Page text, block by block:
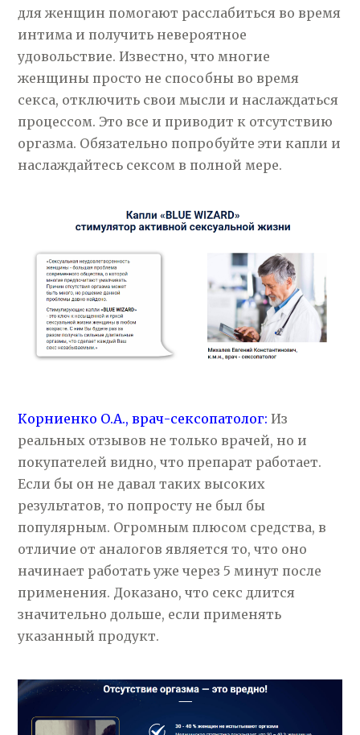
для женщин помогают расслабиться во время
интима и получить невероятное
удовольствие. Известно, что многие
женщины просто не способны во время
секса, отключить свои мысли и наслаждаться
процессом. Это все и приводит к отсутствию
оргазма. Обязательно попробуйте эти капли и
наслаждайтесь сексом в полной мере.
Корниенко О.А., врач-сексопатолог: Из
реальных отзывов не только врачей, но и
покупателей видно, что препарат работает.
Если бы он не давал таких высоких
результатов, то попросту не был бы
популярным. Огромным плюсом средства, в
отличие от аналогов является то, что оно
начинает работать уже через 5 минут после
применения. Доказано, что секс длится
значительно дольше, если применять
указанный продукт.